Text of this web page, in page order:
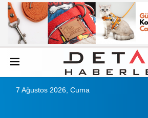
7 Ağustos 2026, Cuma